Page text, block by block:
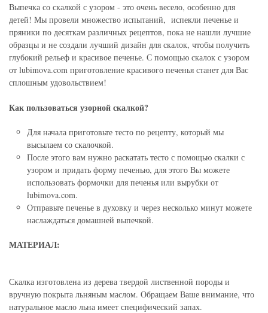
Выпечка со скалкой с узором - это очень весело, особенно для
детей! Мы провели множество испытаний, испекли печенье и
пряники по десяткам различных рецептов, пока не нашли лучшие
образцы и не создали лучший дизайн для скалок, чтобы получить
глубокий рельеф и красивое печенье. С помощью скалок с узором
от lubimova.com приготовление красивого печенья станет для Вас
сплошным удовольствием!
Как пользоваться узорной скалкой?
Для начала приготовьте тесто по рецепту, который мы
высылаем со скалочкой.
После этого вам нужно раскатать тесто с помощью скалки с
узором и придать форму печенью, для этого Вы можете
использовать формочки для печенья или вырубки от
lubimova.com.
Отправьте печенье в духовку и через несколько минут можете
наслаждаться домашней выпечкой.
МАТЕРИАЛ:
Скалка изготовлена из дерева твердой лиственной породы и
вручную покрыта льняным маслом. Обращаем Ваше внимание, что
натуральное масло льна имеет специфический запах.